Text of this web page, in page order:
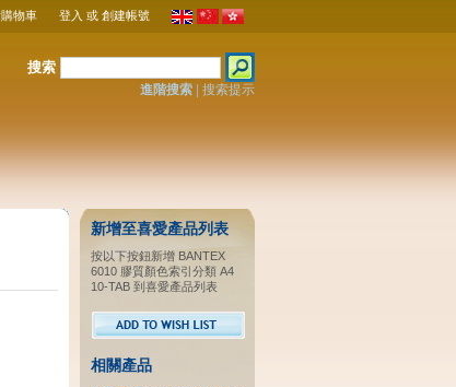
物車 登入 或 創建帳號
搜索
進階搜索| 搜索提示
新增至喜愛產品列表
按以下按鈕新增 BANTEX
6010 膠質顏色索引分類 A4
10-TAB 到喜愛產品列表
相關產品